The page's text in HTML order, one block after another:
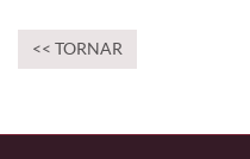
<< TORNAR